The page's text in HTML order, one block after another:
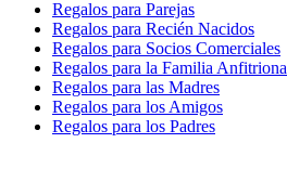
Regalos para Parejas
Regalos para Recién Nacidos
Regalos para Socios Comerciales
Regalos para la Familia Anfitriona
Regalos para las Madres
Regalos para los Amigos
Regalos para los Padres